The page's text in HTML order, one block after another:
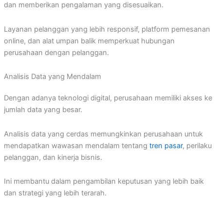
dan memberikan pengalaman yang disesuaikan.
Layanan pelanggan yang lebih responsif, platform pemesanan
online, dan alat umpan balik memperkuat hubungan
perusahaan dengan pelanggan.
Analisis Data yang Mendalam
Dengan adanya teknologi digital, perusahaan memiliki akses ke
jumlah data yang besar.
Analisis data yang cerdas memungkinkan perusahaan untuk
mendapatkan wawasan mendalam tentang tren pasar, perilaku
pelanggan, dan kinerja bisnis.
Ini membantu dalam pengambilan keputusan yang lebih baik
dan strategi yang lebih terarah.